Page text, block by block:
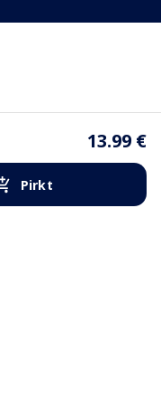
13.99 €
Pirkt